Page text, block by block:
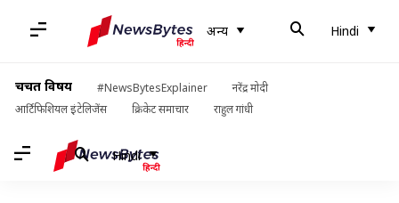
अन्य Hindi
चर्चित विषय #NewsBytesExplainer
नरेंद्र मोदी
आर्टिफिशियल इंटेलिजेंस
क्रिकेट समाचार राहुल गांधी
Hindi